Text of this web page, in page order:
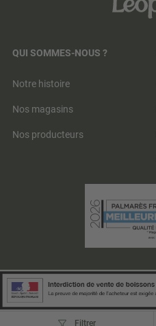
Filtrer
QUI SOMMES-NOUS ?
Notre histoire
Nos magasins
Nos producteurs